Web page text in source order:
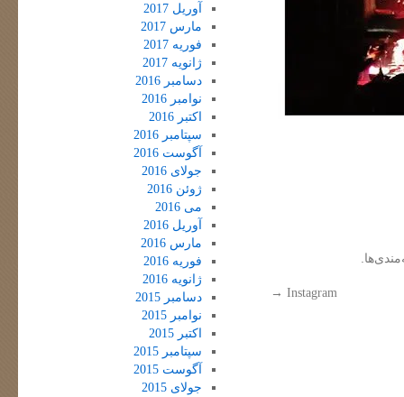
Instagram
→
آوریل 2017
مارس 2017
فوریه 2017
ژانویه 2017
دسامبر 2016
نوامبر 2016
اکتبر 2016
سپتامبر 2016
آگوست 2016
جولای 2016
ژوئن 2016
می 2016
آوریل 2016
مارس 2016
فوریه 2016
ژانویه 2016
دسامبر 2015
نوامبر 2015
اکتبر 2015
سپتامبر 2015
آگوست 2015
جولای 2015